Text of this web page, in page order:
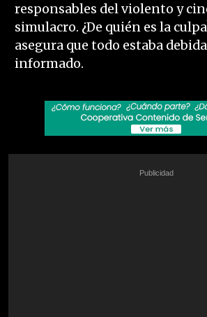
responsables del violento y
simulacro. ¿De quién es la
asegura que todo estaba
informado.